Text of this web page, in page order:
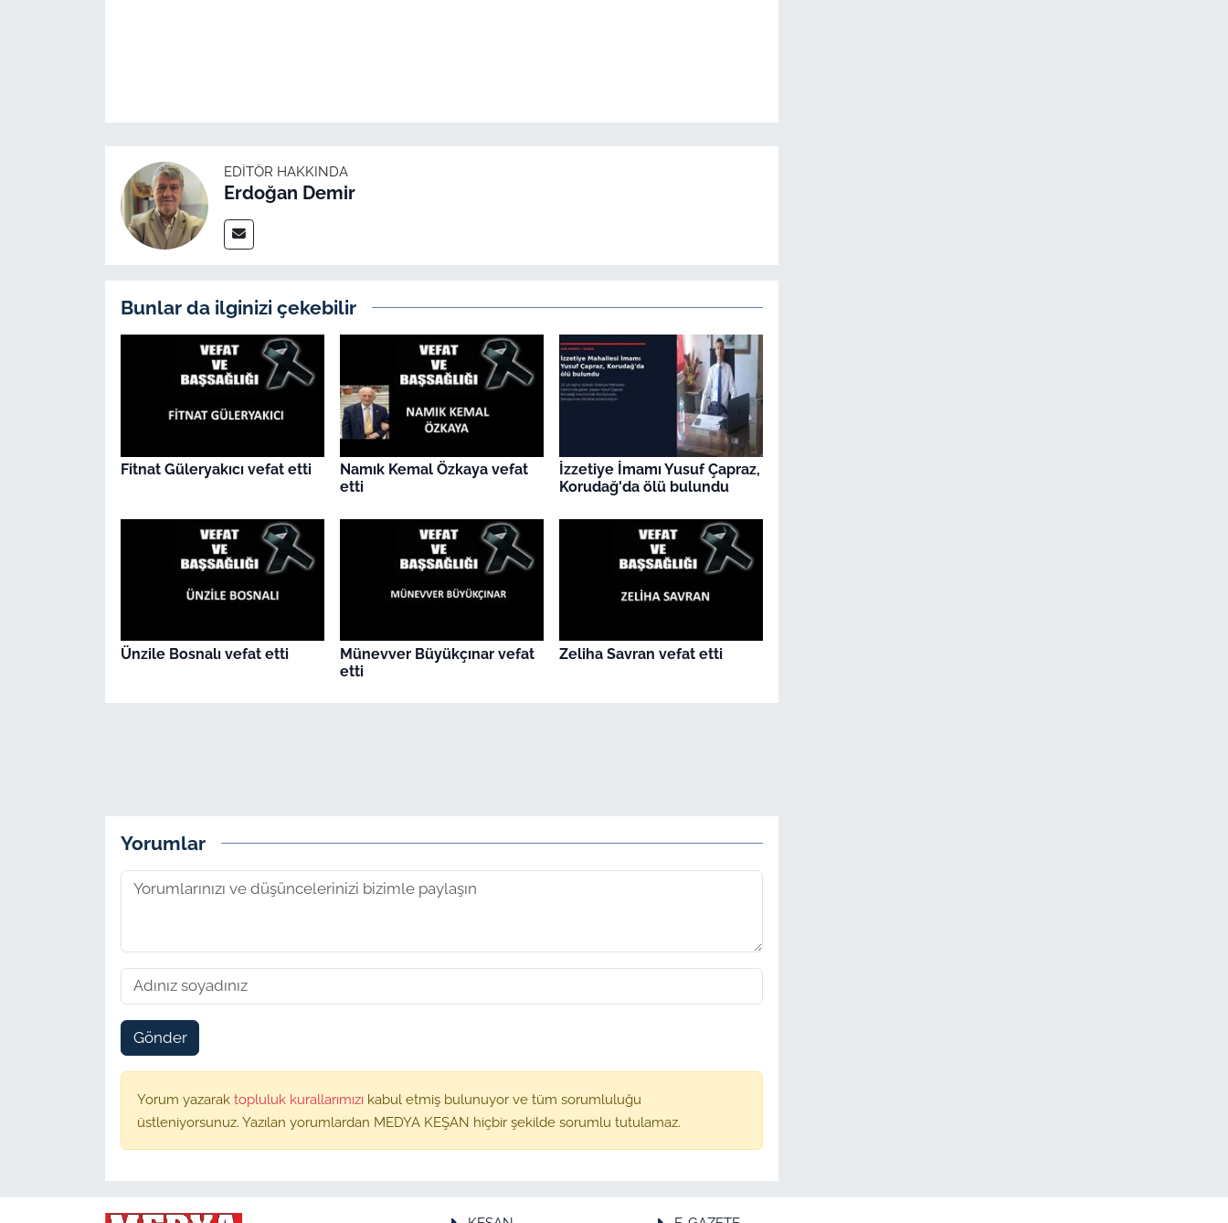
EDITÖR HAKKINDA
Erdoğan Demir
Bunlar da ilginizi çekebilir
Fitnat Güleryakıcı vefat etti
Namık Kemal Özkaya vefat
etti
İzzetiye İmamı Yusuf Çapraz,
Korudağ'da ölü bulundu
Ünzile Bosnalı vefat etti
Münevver Büyükçınar vefat
etti
Zeliha Savran vefat etti
Yorumlar
Gönder
Yorum yazarak topluluk kurallarımızı kabul etmiş bulunuyor ve tüm sorumluluğu
üstleniyorsunuz. Yazılan yorumlardan MEDYA KEŞAN hiçbir şekilde sorumlu tutulamaz.